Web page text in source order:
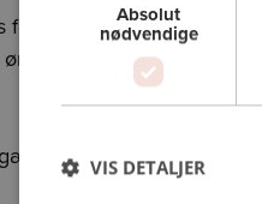
forskellige
Og helt
hvor
Absolut
nødvendige
VIS DETALJER